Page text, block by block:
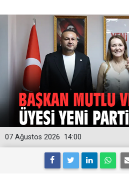
14:00
07 Ağustos 2026